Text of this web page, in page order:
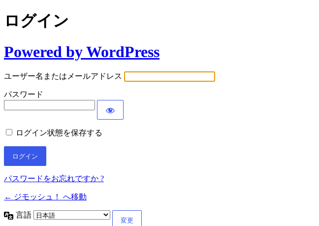
ログイン
Powered by WordPress
ユーザー名またはメールアドレス
パスワード
ログイン状態を保存する
パスワードをお忘れですか ?
← ジモッシュ！ へ移動
言語